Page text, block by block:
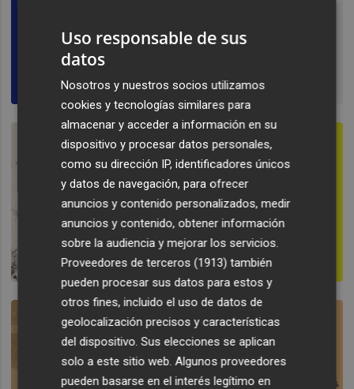
Uso responsable de sus
datos
Nosotros y nuestros socios utilizamos
cookies y tecnologías similares para
almacenar y acceder a información en su
dispositivo y procesar datos personales,
como su dirección IP, identificadores únicos
y datos de navegación, para ofrecer
anuncios y contenido personalizados, medir
anuncios y contenido, obtener información
sobre la audiencia y mejorar los servicios.
Proveedores de terceros (1913) también
pueden procesar sus datos para estos y
otros fines, incluido el uso de datos de
geolocalización precisos y características
del dispositivo. Sus elecciones se aplican
solo a este sitio web. Algunos proveedores
pueden basarse en el interés legítimo en